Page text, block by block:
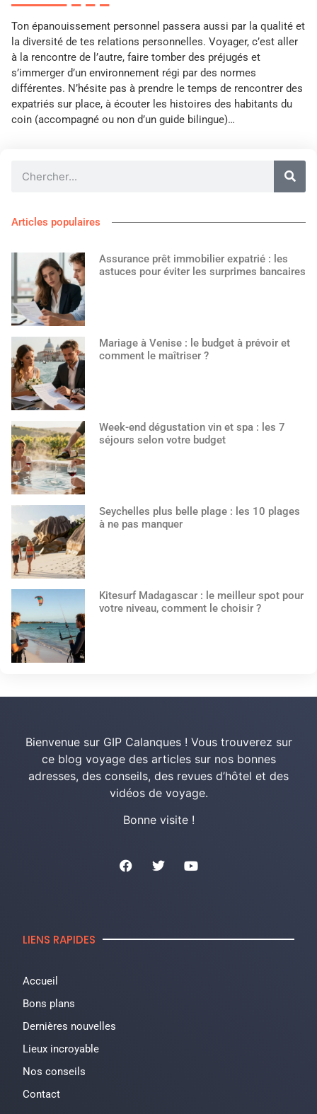
Ton épanouissement personnel passera aussi par la qualité et
la diversité de tes relations personnelles. Voyager, c’est aller
à la rencontre de l’autre, faire tomber des préjugés et
s’immerger d’un environnement régi par des normes
différentes. N’hésite pas à prendre le temps de rencontrer des
expatriés sur place, à écouter les histoires des habitants du
coin (accompagné ou non d’un guide bilingue)…
Articles populaires
Assurance prêt immobilier expatrié : les
astuces pour éviter les surprimes bancaires
Mariage à Venise : le budget à prévoir et
comment le maîtriser ?
Week-end dégustation vin et spa : les 7
séjours selon votre budget
Seychelles plus belle plage : les 10 plages
à ne pas manquer
Kitesurf Madagascar : le meilleur spot pour
votre niveau, comment le choisir ?
Bienvenue sur GIP Calanques ! Vous trouverez sur
ce blog voyage des articles sur nos bonnes
adresses, des conseils, des revues d’hôtel et des
vidéos de voyage.
Bonne visite !
LIENS RAPIDES
Accueil
Bons plans
Dernières nouvelles
Lieux incroyable
Nos conseils
Contact